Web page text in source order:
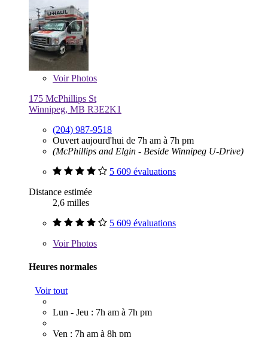
VoirPhotos
175 McPhillips St
Winnipeg, MB R3E2K1
(204) 987-9518
Ouvert aujourd'hui de 7h am à 7h pm
(McPhillips and Elgin - Beside Winnipeg U-Drive)
5 609 évaluations
Distance estimée
2,6 milles
5 609 évaluations
VoirPhotos
Heures normales
Voir tout
Lun - Jeu : 7h am à 7h pm
Ven : 7h am à 8h pm